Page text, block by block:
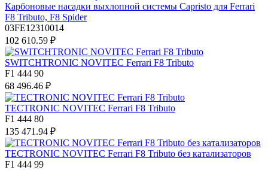
Карбоновые насадки выхлопной системы Capristo для Ferrari
F8 Tributo, F8 Spider
03FE12310014
102 610.59 ₽
SWITCHTRONIC NOVITEC Ferrari F8 Tributo
F1 444 90
68 496.46 ₽
TECTRONIC NOVITEC Ferrari F8 Tributo
F1 444 80
135 471.94 ₽
TECTRONIC NOVITEC Ferrari F8 Tributo без катализаторов
F1 444 99